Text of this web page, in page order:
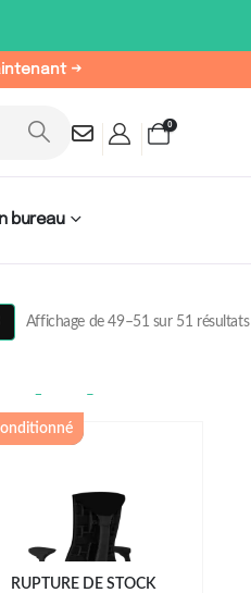
→
0
bureau
Affichage de 49–51 sur 51 résultats
bureau
RUPTURE DE STOCK